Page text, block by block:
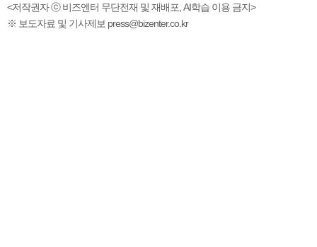
<저작권자 ⓒ 비즈엔터 무단전재 및 재배포, AI학습 이용 금지>
※ 보도자료 및 기사제보 press@bizenter.co.kr